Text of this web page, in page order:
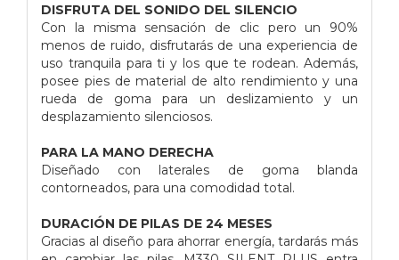
DISFRUTA DEL SONIDO DEL SILENCIO
Con la misma sensación de clic pero un 90%
menos de ruido, disfrutarás de una experiencia de
uso tranquila para ti y los que te rodean. Además,
posee pies de material de alto rendimiento y una
rueda de goma para un deslizamiento y un
desplazamiento silenciosos.
PARA LA MANO DERECHA
Diseñado con laterales de goma blanda
contorneados, para una comodidad total.
DURACIÓN DE PILAS DE 24 MESES
Gracias al diseño para ahorrar energía, tardarás más